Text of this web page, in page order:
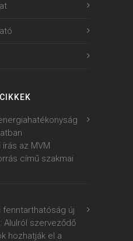
az MVM
című szakmai
fenntarthatóság új
Alulról szerveződő
hozhatják el a